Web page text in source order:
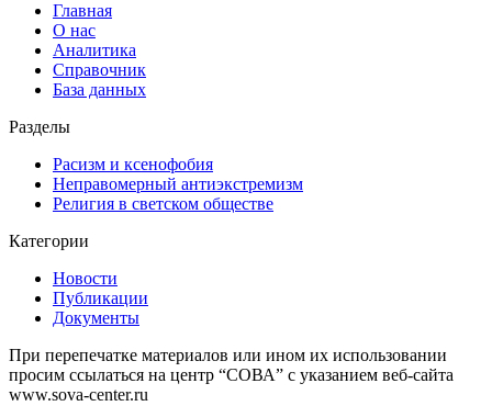
Главная
О нас
Аналитика
Справочник
База данных
Разделы
Расизм и ксенофобия
Неправомерный антиэкстремизм
Религия в светском обществе
Категории
Новости
Публикации
Документы
При перепечатке материалов или ином их использовании
просим ссылаться на центр “СОВА” с указанием веб-сайта
www.sova-center.ru